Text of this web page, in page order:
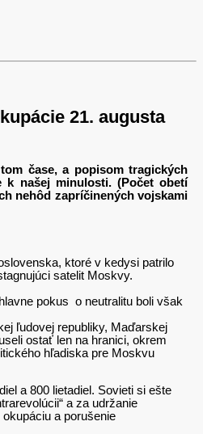
21. augusta
čase, a popisom tragických
našej minulosti. (Počet obetí
nehôd zapríčinených vojskami
ktoré v kedysi patrilo
satelit Moskvy.
pokus o neutralitu boli však
ľudovej republiky, Maďarskej
ostať len na hranici, okrem
hľadiska pre Moskvu
a 800 lietadiel. Sovieti si ešte
a za udržanie
a porušenie